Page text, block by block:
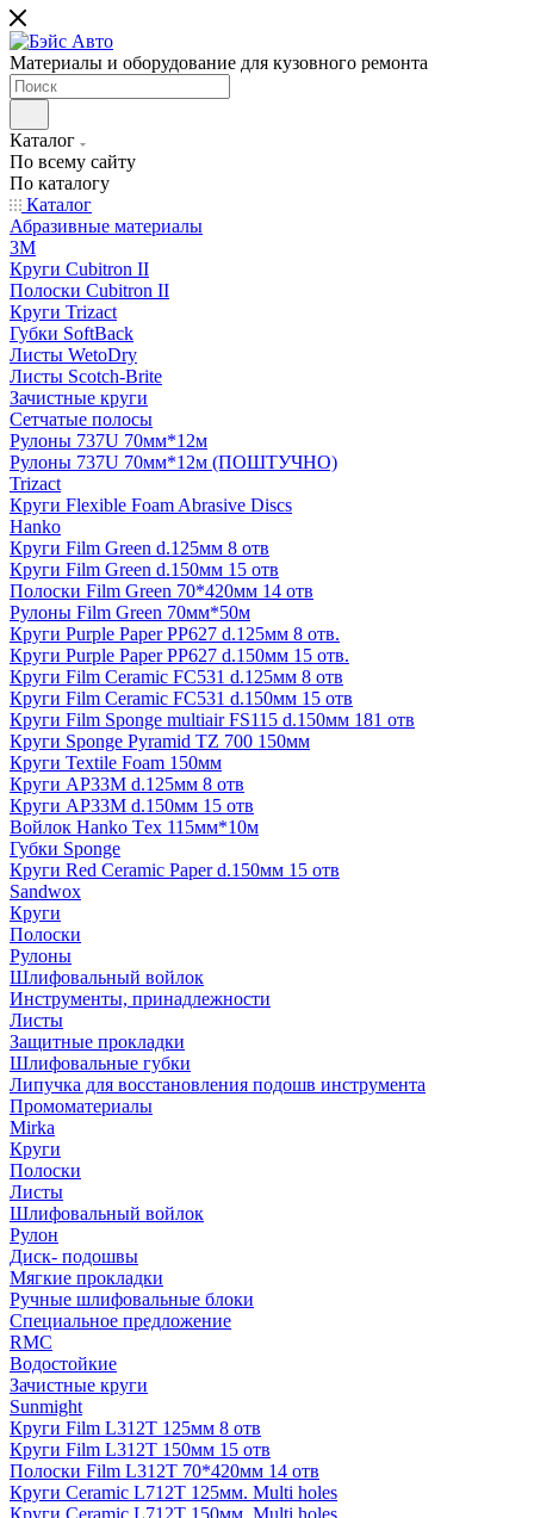
Материалы и оборудование для кузовного ремонта
Каталог
По всему сайту
По каталогу
Каталог
Абразивные материалы
3M
Круги Cubitron II
Полоски Cubitron II
Круги Trizact
Губки SoftBack
Листы WetoDry
Листы Scotch-Brite
Зачистные круги
Сетчатые полосы
Рулоны 737U 70мм*12м
Рулоны 737U 70мм*12м (ПОШТУЧНО)
Trizact
Круги Flexible Foam Abrasive Discs
Hanko
Круги Film Green d.125мм 8 отв
Круги Film Green d.150мм 15 отв
Полоски Film Green 70*420мм 14 отв
Рулоны Film Green 70мм*50м
Круги Purple Paper PP627 d.125мм 8 отв.
Круги Purple Paper PP627 d.150мм 15 отв.
Круги Film Ceramic FC531 d.125мм 8 отв
Круги Film Ceramic FC531 d.150мм 15 отв
Круги Film Sponge multiair FS115 d.150мм 181 отв
Круги Sponge Pyramid TZ 700 150мм
Круги Textile Foam 150мм
Круги AP33M d.125мм 8 отв
Круги AP33M d.150мм 15 отв
Войлок Hanko Tех 115мм*10м
Губки Sponge
Круги Red Ceramic Paper d.150мм 15 отв
Sandwox
Круги
Полоски
Рулоны
Шлифовальный войлок
Инструменты, принадлежности
Листы
Защитные прокладки
Шлифовальные губки
Липучка для восстановления подошв инструмента
Промоматериалы
Mirka
Круги
Полоски
Листы
Шлифовальный войлок
Рулон
Диск- подошвы
Мягкие прокладки
Ручные шлифовальные блоки
Специальное предложение
RMC
Водостойкие
Зачистные круги
Sunmight
Круги Film L312T 125мм 8 отв
Круги Film L312T 150мм 15 отв
Полоски Film L312T 70*420мм 14 отв
Круги Ceramic L712T 125мм. Multi holes
Круги Ceramic L712T 150мм. Multi holes